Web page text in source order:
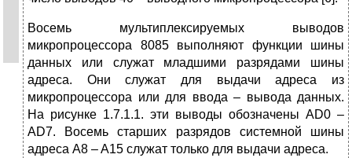
Восемь мультиплексируемых выводов
микропроцессора 8085 выполняют функции шины
данных или служат младшими разрядами шины
адреса. Они служат для выдачи адреса из
микропроцессора или для ввода – вывода данных.
На рисунке 1.7.1.1. эти выводы обозначены AD0 –
AD7. Восемь старших разрядов системной шины
адреса A8 – A15 служат только для выдачи адреса.